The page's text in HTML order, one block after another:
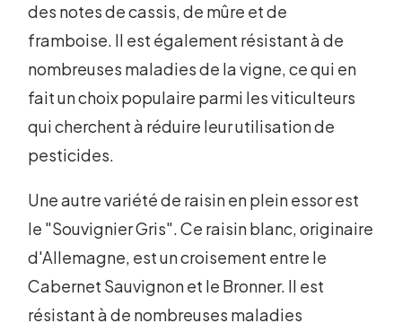
des notes de cassis, de mûre et de
framboise. Il est également résistant à de
nombreuses maladies de la vigne, ce qui en
fait un choix populaire parmi les viticulteurs
qui cherchent à réduire leur utilisation de
pesticides.
Une autre variété de raisin en plein essor est
le "Souvignier Gris". Ce raisin blanc, originaire
d'Allemagne, est un croisement entre le
Cabernet Sauvignon et le Bronner. Il est
résistant à de nombreuses maladies